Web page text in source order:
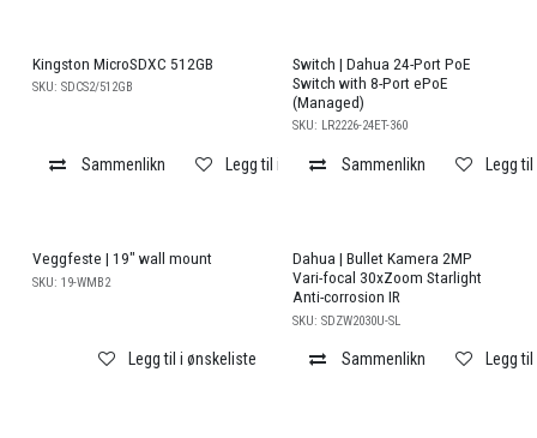
Kingston MicroSDXC 512GB
SKU: SDCS2/512GB
Sammenlikn Legg til i ønskeliste
Switch | Dahua 24-Port PoE
Switch with 8-Port ePoE
(Managed)
SKU: LR2226-24ET-360
Sammenlikn Legg
Veggfeste | 19" wall mount
SKU: 19-WMB2
Legg til i ønskeliste
Dahua | Bullet Kamera 2MP
Vari-focal 30xZoom Starlight
Anti-corrosion IR
SKU: SDZW2030U-SL
Sammenlikn Legg